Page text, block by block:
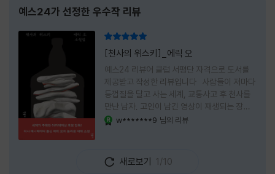
예스24가 선정한 우수작 리뷰
[천사의 위스키]_에릭 오
예스24 리뷰어 클럽 서평단 자격으로 도서를
제공받고 작성한 리뷰입니다 사람들이 저마다
등껍질을 달고 사는 세계, 교통사고 후 천사를
만난 남자, 고인이 남긴 영상이 재생되는 장례
식장에서 똥을 싼 개. 이 책에는 몇 줄만 읽어도
넘어가 있었다. 소설을 읽으면서 잘 만든 단편
애니메이션 여러 편을 차례로 보는 기분이 들었
w*******9 님의 리뷰
새로보기 1/10